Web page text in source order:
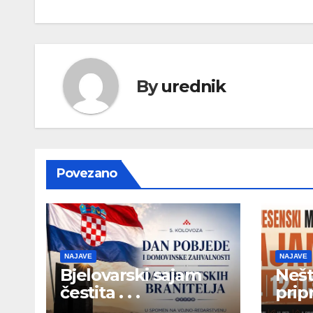
Byurednik
Povezano
NAJAVE
Bjelovarski sajam
čestita . . .
NAJAVE